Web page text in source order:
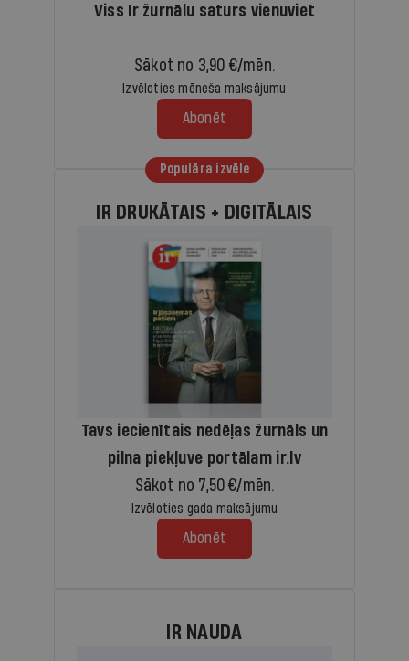
Viss Ir žurnālu saturs vienuviet
Sākot no 3,90 €/mēn.
Izvēloties mēneša maksājumu
Abonēt
Populāra izvēle
IR DRUKĀTAIS + DIGITĀLAIS
Tavs iecienītais nedēļas žurnāls un
pilna piekļuve portālam ir.lv
Sākot no 7,50 €/mēn.
Izvēloties gada maksājumu
Abonēt
IR NAUDA